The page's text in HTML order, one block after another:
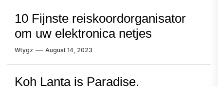
10 Fijnste reiskoordorganisator
om uw elektronica netjes
Wtygz August 14, 2023
Koh Lanta is Paradise.